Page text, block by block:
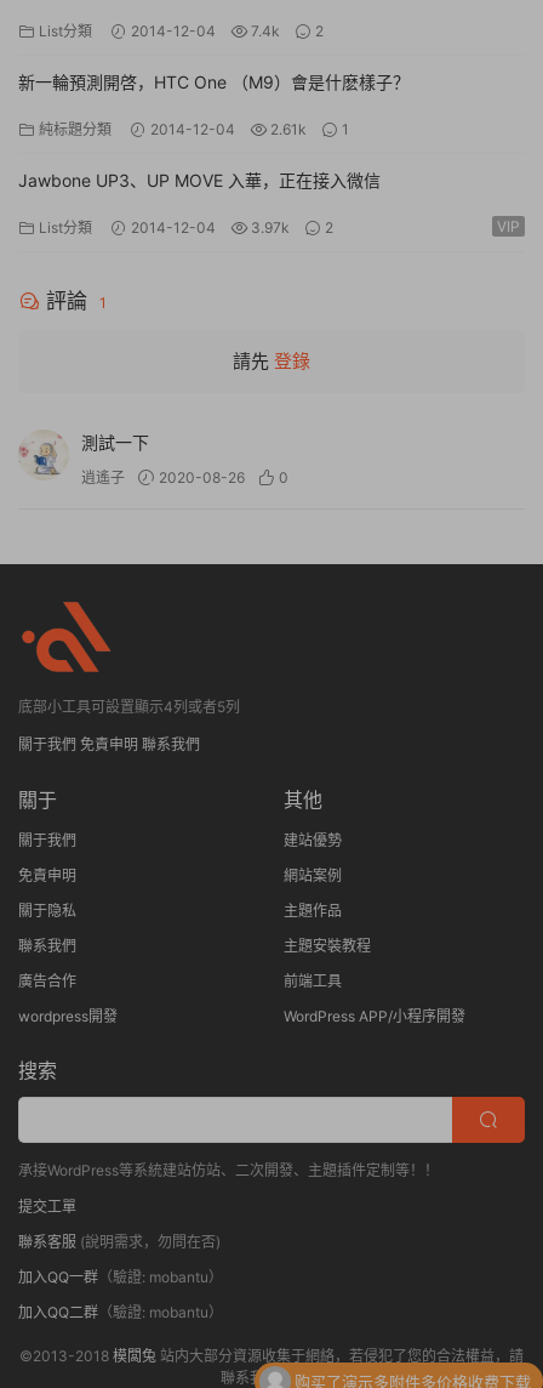
List分類 2014-12-04 7.4k 2
新一輪預測開啓，HTC One （M9）會是什麽樣子？
純标題分類 2014-12-04 2.61k 1
Jawbone UP3、UP MOVE 入華，正在接入微信
List分類 2014-12-04 3.97k 2 VIP
評論 1
請先 登錄
測試一下
逍遙子 2020-08-26 0
底部小工具可設置顯示4列或者5列
關于我們 免責申明 聯系我們
關于
關于我們
免責申明
關于隐私
聯系我們
廣告合作
wordpress開發
其他
建站優勢
網站案例
主題作品
主題安裝教程
前端工具
WordPress APP/小程序開發
搜索
承接WordPress等系統建站仿站、二次開發、主題插件定制等！！
提交工單
聯系客服 (說明需求，勿問在否)
加入QQ一群 （驗證: mobantu）
加入QQ二群 （驗證: mobantu）
©2013-2018 模闆兔 站内大部分資源收集于網絡，若侵犯了您的合法權益，請
聯系我們删除！
购买了演示多附件多价格收费下载